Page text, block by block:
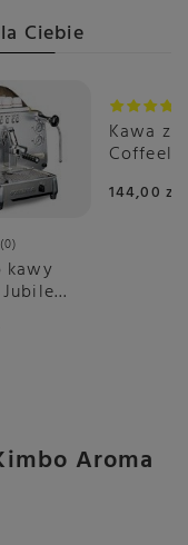
Ciebie
0
kawy
Jubile
Kawa
1kg
144,00 zł
Aroma